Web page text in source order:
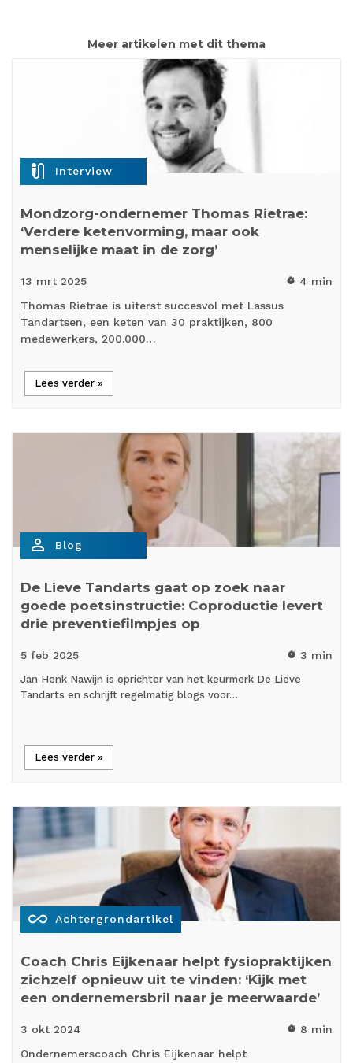
Meer artikelen met dit thema
mic_external_on Interview
Mondzorg-ondernemer Thomas Rietrae:
‘Verdere ketenvorming, maar ook
menselijke maat in de zorg’
13 mrt 2025 timer 4 min
Thomas Rietrae is uiterst succesvol met Lassus
Tandartsen, een keten van 30 praktijken, 800
medewerkers, 200.000…
Lees verder »
person_outline Blog
De Lieve Tandarts gaat op zoek naar
goede poetsinstructie: Coproductie levert
drie preventiefilmpjes op
5 feb 2025 timer 3 min
Jan Henk Nawijn is oprichter van het keurmerk De Lieve
Tandarts en schrijft regelmatig blogs voor…
Lees verder »
all_inclusive Achtergrondartikel
Coach Chris Eijkenaar helpt fysiopraktijken
zichzelf opnieuw uit te vinden: ‘Kijk met
een ondernemersbril naar je meerwaarde’
3 okt 2024 timer 8 min
Ondernemerscoach Chris Eijkenaar helpt